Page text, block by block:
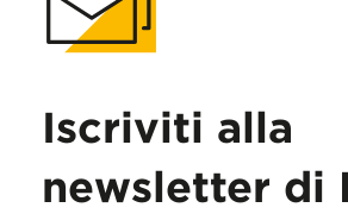
Iscriviti alla
newsletter di